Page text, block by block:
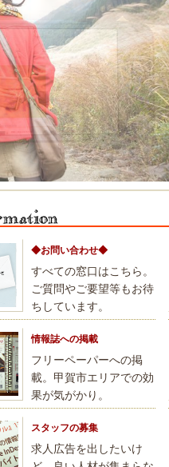
◆お問い合わせ◆
すべての窓口はこちら。
ご質問やご要望等もお待
ちしています。
情報誌への掲載
フリーペーパーへの掲
載。甲賀市エリアでの効
果が気がかり。
スタッフの募集
求人広告を出したいけ